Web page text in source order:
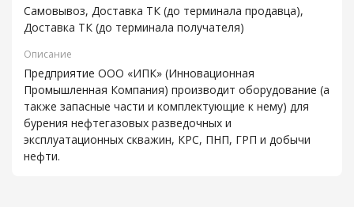
Самовывоз, Доставка ТК (до терминала продавца),
Доставка ТК (до терминала получателя)
Описание
Предприятие ООО «ИПК» (Инновационная
Промышленная Компания) производит оборудование (а
также запасные части и комплектующие к нему) для
бурения нефтегазовых разведочных и
эксплуатационных скважин, КРС, ПНП, ГРП и добычи
нефти.